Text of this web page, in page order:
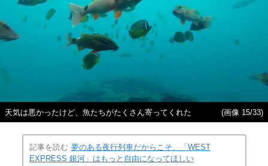
天気は悪かったけど、魚たちがたくさん寄ってくれた (画像 15/33)
記事を読む 夢のある夜行列車だからこそ、「WEST
EXPRESS 銀河」はもっと自由になってほしい